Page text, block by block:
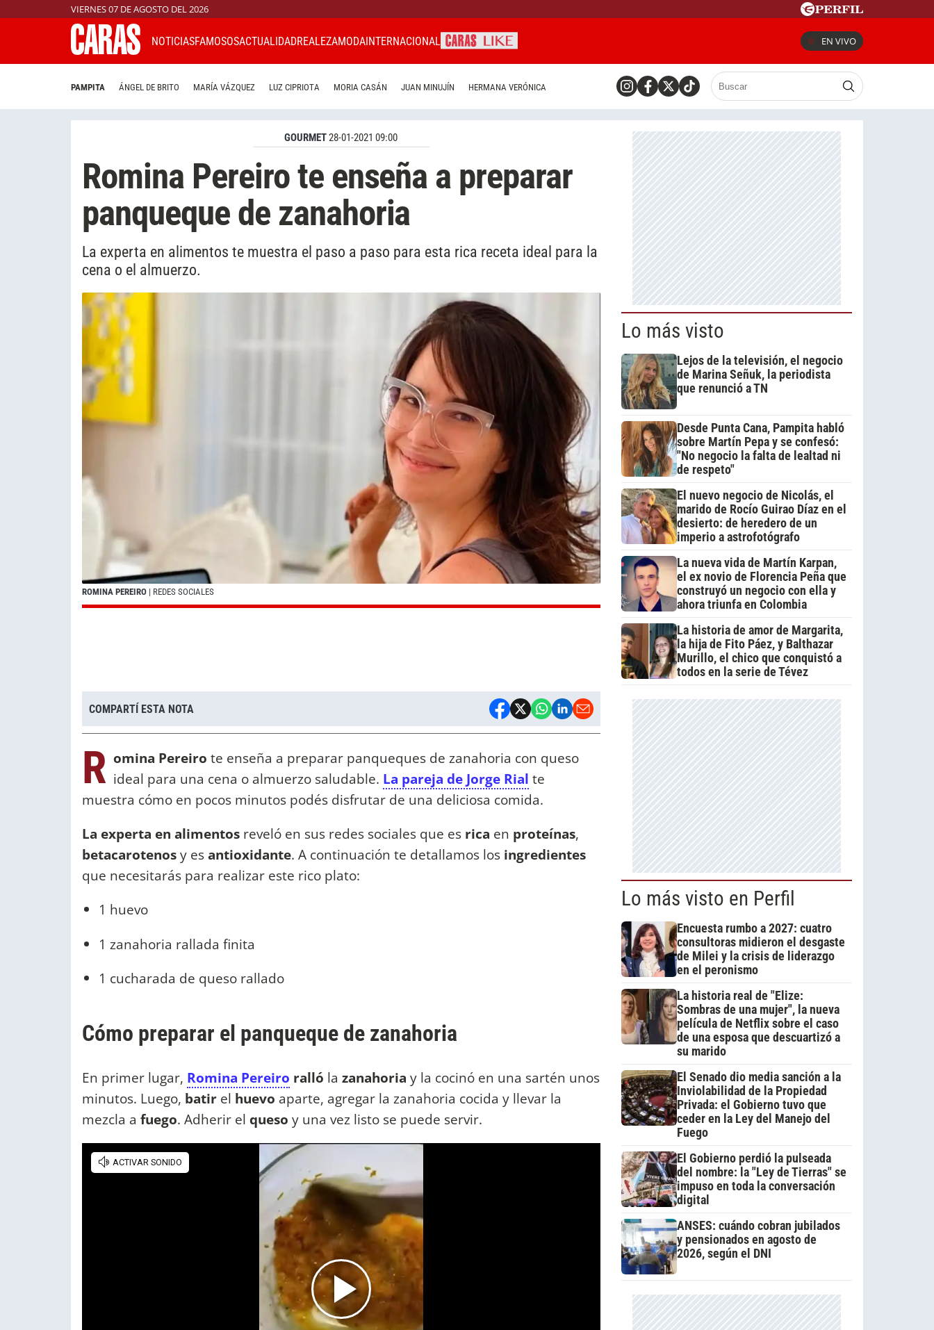
VIERNES 07 DE AGOSTO DEL 2026
NOTICIASFAMOSOSACTUALIDADREALEZAMODAINTERNACIONAL EN VIVO
PAMPITA ÁNGEL DE BRITO MARÍA VÁZQUEZ LUZ CIPRIOTA MORIA CASÁN JUAN MINUJÍN HERMANA VERÓNICA
GOURMET28-01-2021 09:00
Romina Pereiro te enseña a preparar
panqueque de zanahoria
La experta en alimentos te muestra el paso a paso para esta rica receta ideal para la
cena o el almuerzo.
ROMINA PEREIRO | REDES SOCIALES
COMPARTÍ ESTA NOTA
R omina Pereiro te enseña a preparar panqueques de zanahoria con queso
ideal para una cena o almuerzo saludable. La pareja de Jorge Rial te
muestra cómo en pocos minutos podés disfrutar de una deliciosa comida.
La experta en alimentos reveló en sus redes sociales que es rica en proteínas,
betacarotenosy esantioxidante. A continuación te detallamos los ingredientes
que necesitarás para realizar este rico plato:
1 huevo
1 zanahoria rallada finita
1 cucharada de queso rallado
Cómo preparar el panqueque de zanahoria
En primer lugar, Romina Pereiro ralló la zanahoria y la cocinó en una sartén unos
minutos. Luego, batir el huevo aparte, agregar la zanahoria cocida y llevar la
mezcla a fuego. Adherir el queso y una vez listo se puede servir.
Lo más visto
Lejos de la televisión, el negocio
de Marina Señuk, la periodista
que renunció a TN
Desde Punta Cana, Pampita habló
sobre Martín Pepa y se confesó:
"No negocio la falta de lealtad ni
de respeto"
El nuevo negocio de Nicolás, el
marido de Rocío Guirao Díaz en el
desierto: de heredero de un
imperio a astrofotógrafo
La nueva vida de Martín Karpan,
el ex novio de Florencia Peña que
construyó un negocio con ella y
ahora triunfa en Colombia
La historia de amor de Margarita,
la hija de Fito Páez, y Balthazar
Murillo, el chico que conquistó a
todos en la serie de Tévez
Lo más visto en Perfil
Encuesta rumbo a 2027: cuatro
consultoras midieron el desgaste
de Milei y la crisis de liderazgo
en el peronismo
La historia real de "Elize:
Sombras de una mujer", la nueva
película de Netflix sobre el caso
de una esposa que descuartizó a
su marido
El Senado dio media sanción a la
Inviolabilidad de la Propiedad
Privada: el Gobierno tuvo que
ceder en la Ley del Manejo del
Fuego
El Gobierno perdió la pulseada
del nombre: la "Ley de Tierras" se
impuso en toda la conversación
digital
ANSES: cuándo cobran jubilados
y pensionados en agosto de
2026, según el DNI